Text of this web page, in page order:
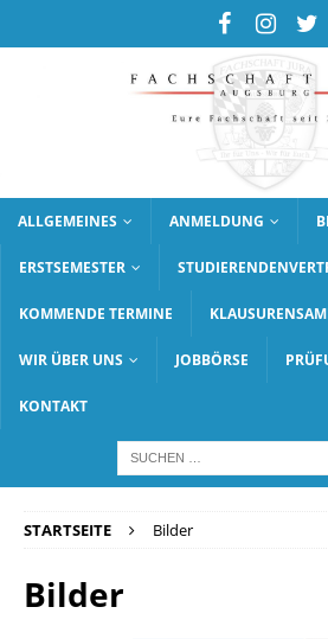
ALLGEMEINES ANMELDUNG
ERSTSEMESTER
KOMMENDE TERMINE
WIR ÜBER UNS JOBBÖRSE
KONTAKT
STARTSEITE Bilder
Bilder